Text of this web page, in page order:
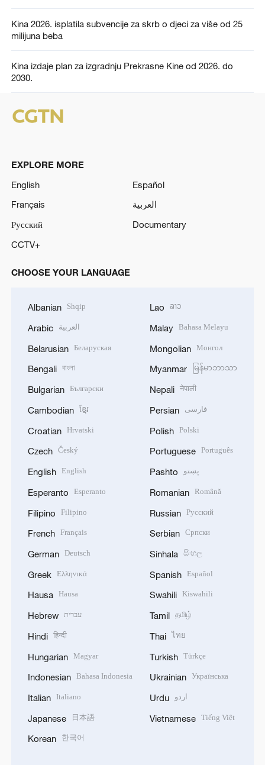
Kina 2026. isplatila subvencije za skrb o djeci za više od 25
milijuna beba
Kina izdaje plan za izgradnju Prekrasne Kine od 2026. do
2030.
EXPLORE MORE
English
Español
Français
العربية
Русский
Documentary
CCTV+
CHOOSE YOUR LANGUAGE
Albanian Shqip
Arabic العربية
Belarusian Беларуская
Bengali বাংলা
Bulgarian Български
Cambodian ខ្មែរ
Croatian Hrvatski
Czech Český
English English
Esperanto Esperanto
Filipino Filipino
French Français
German Deutsch
Greek Ελληνικά
Hausa Hausa
Hebrew עברית
Hindi हिन्दी
Hungarian Magyar
Indonesian Bahasa Indonesia
Italian Italiano
Japanese 日本語
Korean 한국어
Lao ລາວ
Malay Bahasa Melayu
Mongolian Монгол
Myanmar မြန်မာဘာသာ
Nepali नेपाली
Persian فارسی
Polish Polski
Portuguese Português
Pashto پښتو
Romanian Română
Russian Русский
Serbian Српски
Sinhala සිංහල
Spanish Español
Swahili Kiswahili
Tamil தமிழ்
Thai ไทย
Turkish Türkçe
Ukrainian Українська
Urdu اردو
Vietnamese Tiếng Việt